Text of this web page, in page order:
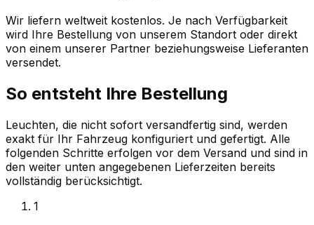
Wir liefern weltweit kostenlos. Je nach Verfügbarkeit
wird Ihre Bestellung von unserem Standort oder direkt
von einem unserer Partner beziehungsweise Lieferanten
versendet.
So entsteht Ihre Bestellung
Leuchten, die nicht sofort versandfertig sind, werden
exakt für Ihr Fahrzeug konfiguriert und gefertigt. Alle
folgenden Schritte erfolgen vor dem Versand und sind in
den weiter unten angegebenen Lieferzeiten bereits
vollständig berücksichtigt.
1